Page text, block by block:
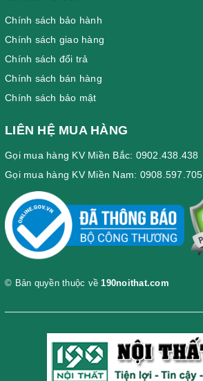
Chính sách bảo hành
Chính sách giao hàng
Chính sách đổi trả
Chính sách bán hàng
Chính sách bảo mật
LIÊN HỆ MUA HÀNG
Gọi mua hàng KV Miền Bắc: 0902.438.438
Gọi mua hàng KV Miền Nam: 0908.597.705
© Bản quyền thuộc về190noithat.com